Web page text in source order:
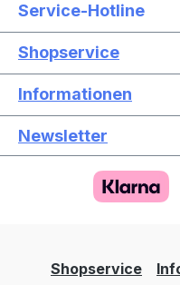
Service-Hotline
Shopservice
Informationen
Newsletter
Shopservice
Text vergrößern
Farben invertieren